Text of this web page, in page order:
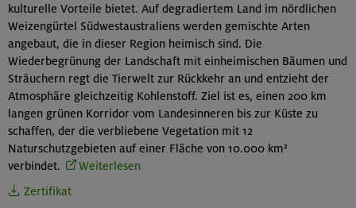
kulturelle Vorteile bietet. Auf degradiertem Land im nördlichen
Weizengürtel Südwestaustraliens werden gemischte Arten
angebaut, die in dieser Region heimisch sind. Die
Wiederbegrünung der Landschaft mit einheimischen Bäumen und
Sträuchern regt die Tierwelt zur Rückkehr an und entzieht der
Atmosphäre gleichzeitig Kohlenstoff. Ziel ist es, einen 200 km
langen grünen Korridor vom Landesinneren bis zur Küste zu
schaffen, der die verbliebene Vegetation mit 12
Naturschutzgebieten auf einer Fläche von 10.000 km²
verbindet.
Weiterlesen
Zertifikat